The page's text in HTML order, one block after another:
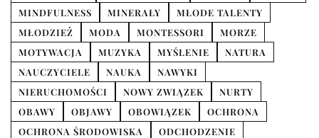
MINDFULNESS
MINERAŁY
MŁODE TALENTY
MŁODZIEŻ
MODA MONTESSORI
MORZE
MOTYWACJA
MUZYKA MYŚLENIE
NATURA
NAUCZYCIELE
NAUKA
NAWYKI
NIERUCHOMOŚCI
NOWY ZWIĄZEK
NURTY
OBAWY
OBJAWY OBOWIĄZEK
OCHRONA
OCHRONA ŚRODOWISKA
ODCHODZENIE